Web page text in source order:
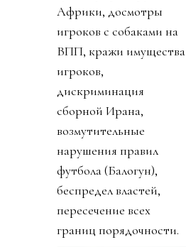
Африки, досмотры
игроков с собаками на
ВПП, кражи имущества
игроков,
дискриминация
сборной Ирана,
возмутительные
нарушения правил
футбола (Балогун),
беспредел властей,
пересечение всех
границ порядочности.